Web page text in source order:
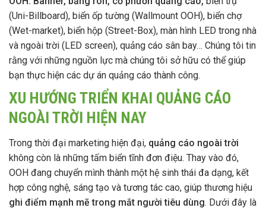
(Uni-Billboard), biển ốp tường (Wallmount OOH), biển chợ
(Wet-market), biển hộp (Street-Box), màn hình LED trong nhà
và ngoài trời (LED screen), quảng cáo sân bay… Chúng tôi tin
rằng với những nguồn lực mà chúng tôi sở hữu có thể giúp
bạn thực hiện các dự án quảng cáo thành công.
XU HƯỚNG TRIỂN KHAI QUẢNG CÁO
NGOÀI TRỜI HIỆN NAY
Trong thời đại marketing hiện đại, quảng cáo ngoài trời
không còn là những tấm biển tĩnh đơn điệu. Thay vào đó,
OOH đang chuyển mình thành một hệ sinh thái đa dạng, kết
hợp công nghệ, sáng tạo và tương tác cao, giúp thương hiệu
ghi điểm mạnh mẽ trong mắt người tiêu dùng. Dưới đây là